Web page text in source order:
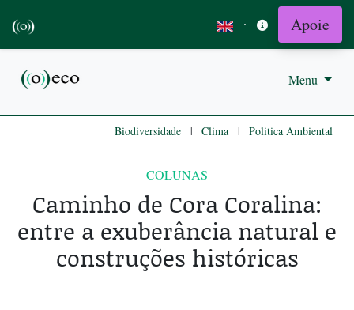
· Apoie
Menu
Biodiversidade | Clima | Politica Ambiental
COLUNAS
Caminho de Cora Coralina:
entre a exuberância natural e
construções históricas